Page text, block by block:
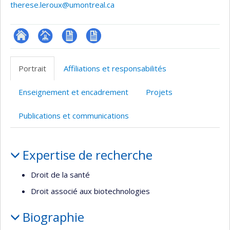
therese.leroux@umontreal.ca
ResearchGate
Page
professionnelle
(faculté,département,école)
CV
CV
Portrait Affiliations et responsabilités
Enseignement et encadrement Projets
Publications et communications
Expertise de recherche
Droit de la santé
Droit associé aux biotechnologies
Biographie